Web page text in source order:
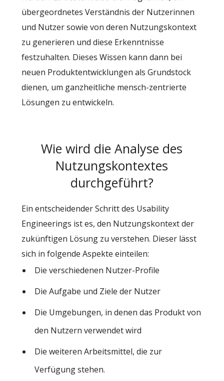
übergeordnetes Verständnis der Nutzerinnen
und Nutzer sowie von deren Nutzungskontext
zu generieren und diese Erkenntnisse
festzuhalten. Dieses Wissen kann dann bei
neuen Produktentwicklungen als Grundstock
dienen, um ganzheitliche mensch-zentrierte
Lösungen zu entwickeln.
Wie wird die Analyse des
Nutzungskontextes
durchgeführt?
Ein entscheidender Schritt des Usability
Engineerings ist es, den Nutzungskontext der
zukünftigen Lösung zu verstehen. Dieser lässt
sich in folgende Aspekte einteilen:
Die verschiedenen Nutzer-Profile
Die Aufgabe und Ziele der Nutzer
Die Umgebungen, in denen das Produkt von
den Nutzern verwendet wird
Die weiteren Arbeitsmittel, die zur
Verfügung stehen.